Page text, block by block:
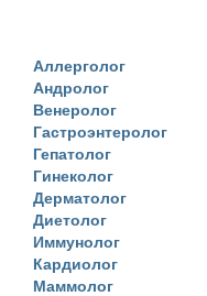
Аллерголог
Андролог
Венеролог
Гастроэнтеролог
Гепатолог
Гинеколог
Дерматолог
Диетолог
Иммунолог
Кардиолог
Маммолог